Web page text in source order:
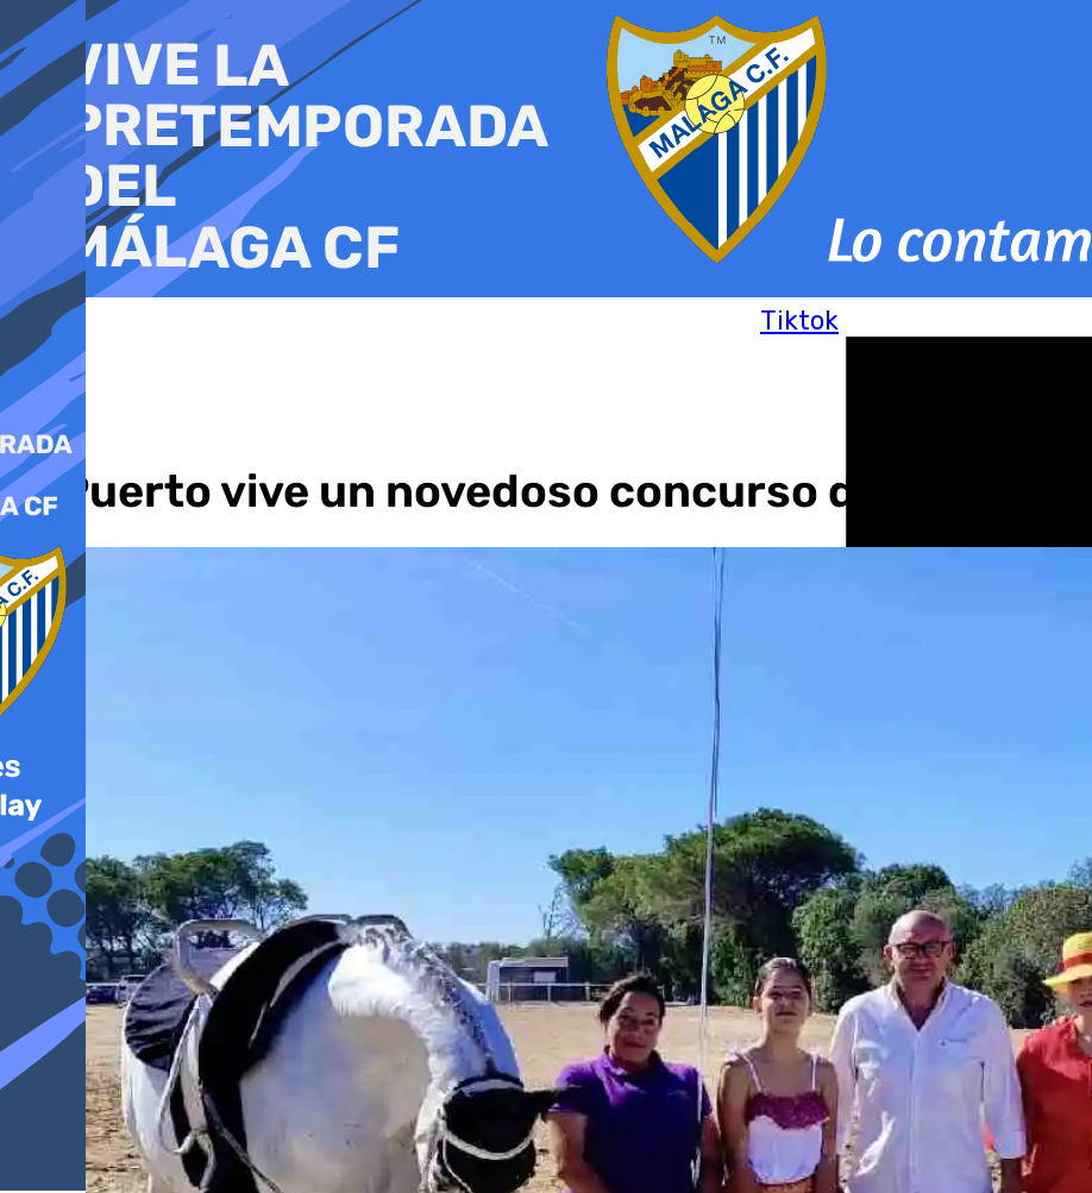
al
contenido
Tiktok
El Puerto vive un novedoso concurso de volteo